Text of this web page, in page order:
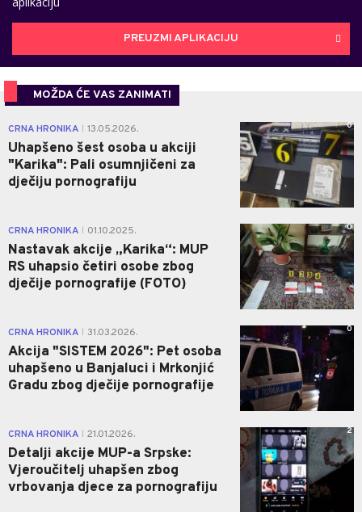
PREUZMI APLIKACIJU
MOŽDA ĆE VAS ZANIMATI
CRNA HRONIKA 13.05.2026.
Uhapšeno šest osoba u akciji
"Karika": Pali osumnjičeni za
dječiju pornografiju
0
CRNA HRONIKA 01.10.2025.
Nastavak akcije „Karika“: MUP
RS uhapsio četiri osobe zbog
dječije pornografije (FOTO)
0
CRNA HRONIKA 31.03.2026.
Akcija "SISTEM 2026": Pet osoba
uhapšeno u Banjaluci i Mrkonjić
Gradu zbog dječije pornografije
0
CRNA HRONIKA 21.01.2026.
Detalji akcije MUP-a Srpske:
Vjeroučitelj uhapšen zbog
vrbovanja djece za pornografiju
2